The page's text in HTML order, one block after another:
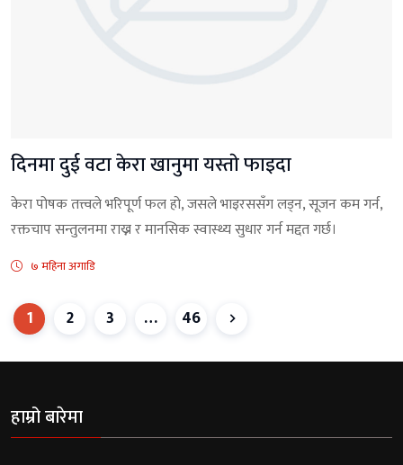
दिनमा दुई वटा केरा खानुमा यस्ताे फाइदा
केरा पोषक तत्त्वले भरिपूर्ण फल हो, जसले भाइरससँग लड्न, सूजन कम गर्न,
रक्तचाप सन्तुलनमा राख्न र मानसिक स्वास्थ्य सुधार गर्न मद्दत गर्छ।
७ महिना अगाडि
1 2 3 … 46
हाम्रो बारेमा